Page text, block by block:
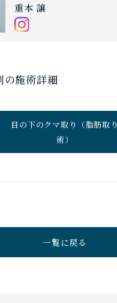
重本 譲
の施術詳細
目の下のクマ取り（脂肪取り
術）
一覧に戻る